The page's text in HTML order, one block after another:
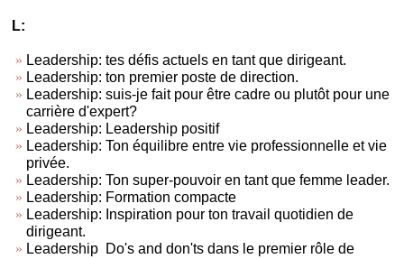
L:
Leadership: tes défis actuels en tant que dirigeant.
Leadership: ton premier poste de direction.
Leadership: suis-je fait pour être cadre ou plutôt pour une
carrière d'expert?
Leadership: Leadership positif
Leadership: Ton équilibre entre vie professionnelle et vie
privée.
Leadership: Ton super-pouvoir en tant que femme leader.
Leadership: Formation compacte
Leadership: Inspiration pour ton travail quotidien de
dirigeant.
Leadership Do's and don'ts dans le premier rôle de